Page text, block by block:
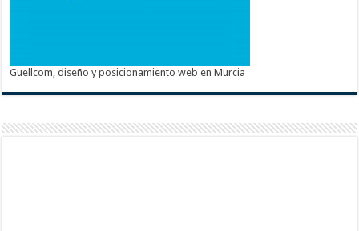
Guellcom, diseño y posicionamiento web en Murcia